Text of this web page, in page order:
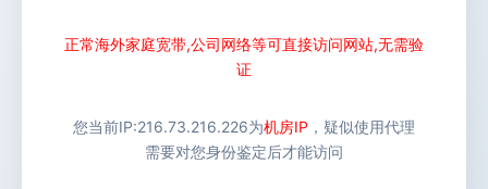
正常海外家庭宽带,公司网络等可直接访问网站,无需验
证
您当前IP:216.73.216.226为机房IP ，疑似使用代理
需要对您身份鉴定后才能访问